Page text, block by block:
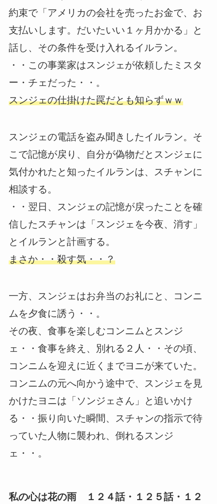
約束で「アメリカの会社を売ったお金で、お
支払いします。だいたいい１ヶ月かかる」と
話し、その条件を受け入れるイルラン。
・・この事業家はスンジェが依頼したミスタ
ー・チェだった・・。
スンジェの仕掛けた罠だとも知らずｗｗ
スンジェの電話を盗み聞きしたイルラン。そ
こで記憶が戻り、自分が偽物だとスンジェに
気付かれたと知ったイルランは、スチャンに
相談する。
・・翌日、スンジェの記憶が戻ったことを確
信したスチャンは「スンジェを今夜、消す」
とイルランと計画する。
まさか・・殺す気・・？
一方、スンジェはお弁当のお礼にと、コンニ
ムを夕食に誘う・・。
その夜、食事を楽しむコンニムとスンジ
ェ・・食事を終え、別れる２人・・その頃、
コンニムを迎えに近くまでヨニが来ていた。
コンニムの元へ向かう途中で、スンジェを見
かけたヨニは「ソンジェさん」と追いかけ
る・・振り向いた瞬間、スチャンの指示で待
っていた人物に襲われ、倒れるスンジ
ェ・・。
私の心は花の雨 １２４話・１２５話・１２